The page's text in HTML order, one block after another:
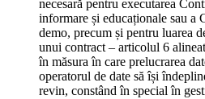
necesară pentru executarea
informare și educaționale sau
demo, precum și pentru luarea
unui contract – articolul 6
în măsura în care prelucrarea
operatorul de date să își
revin, constând în special în